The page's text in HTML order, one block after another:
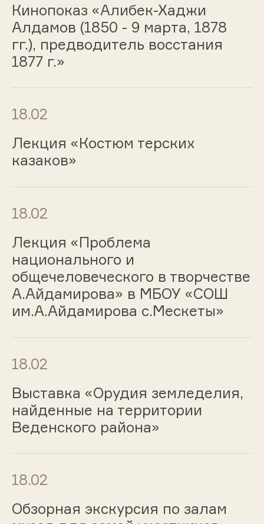
Кинопоказ «Алибек-Хаджи
Алдамов (1850 - 9 марта, 1878
гг.), предводитель восстания
1877 г.»
18.02
Лекция «Костюм терских
казаков»
18.02
Лекция «Проблема
национального и
общечеловеческого в творчестве
А.Айдамирова» в МБОУ «СОШ
им.А.Айдамирова с.Мескеты»
18.02
Выставка «Орудия земледелия,
найденные на территории
Веденского района»
18.02
Обзорная экскурсия по залам